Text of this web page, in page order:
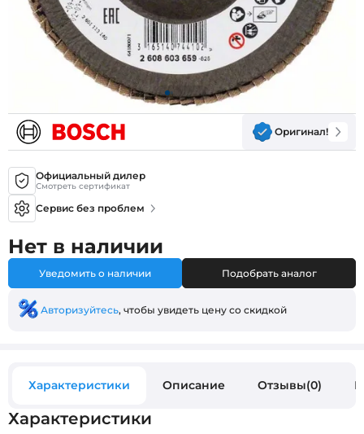
Оригинал!
Официальный дилер
Смотреть сертификат
Сервис без проблем
Нет в наличии
Уведомить о наличии Подобрать аналог
Авторизуйтесь, чтобы увидеть цену со скидкой
Характеристики Описание Отзывы(0)
Характеристики